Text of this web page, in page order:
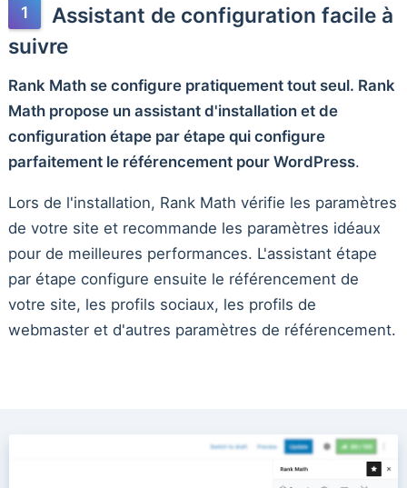
Assistant de configuration facile à
suivre
Rank Math se configure pratiquement tout seul. Rank
Math propose un assistant d'installation et de
configuration étape par étape qui configure
parfaitement le référencement pour WordPress.
Lors de l'installation, Rank Math vérifie les paramètres
de votre site et recommande les paramètres idéaux
pour de meilleures performances. L'assistant étape
par étape configure ensuite le référencement de
votre site, les profils sociaux, les profils de
webmaster et d'autres paramètres de référencement.